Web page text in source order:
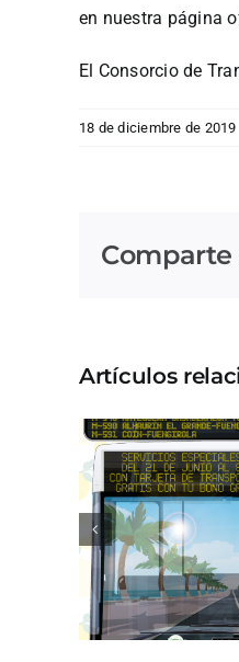
en nuestra página
El Consorcio de
18 de diciembre de 2019
Artículos